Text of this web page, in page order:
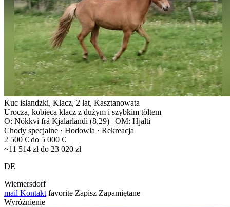
Kuc islandzki, Klacz, 2 lat, Kasztanowata
Urocza, kobieca klacz z dużym i szybkim töltem
O: Nökkvi frá Kjalarlandi (8,29) | OM: Hjalti
Chody specjalne · Hodowla · Rekreacja
2 500 € do 5 000 €
~11 514 zł do 23 020 zł
DE
Wiemersdorf
mail Kontakt favorite Zapisz Zapamiętane
Wyróżnienie